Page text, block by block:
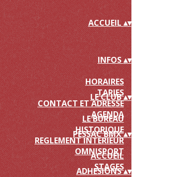
ACCUEIL▴▾
INFOS▴▾
HORAIRES
TARIFS
CONTACT ET ADRESSE
AGENDA
LE CLUB▴▾
LE BUREAU
HISTORIQUE
REGLEMENT INTERIEUR
OMNISPORT
PESSAC BMX▴▾
ACCUEIL
STAGES
ADHESIONS▴▾